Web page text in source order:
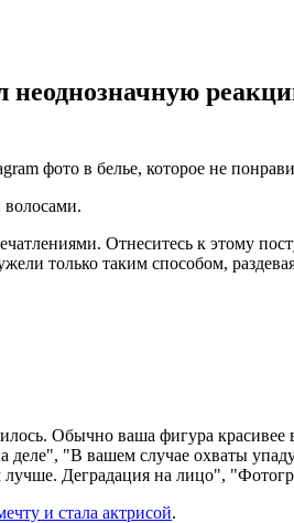
фото в белье, которое не
волосами.
Отнеситесь к этому
только таким способом,
Обычно ваша фигура
"В вашем случае охваты
лучше. Деградация на лицо",
и стала актрисой.